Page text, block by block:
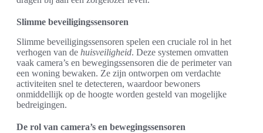
Slimme beveiligingssensoren
Slimme beveiligingssensoren spelen een cruciale rol in het
verhogen van de huisveiligheid. Deze systemen omvatten
vaak camera’s en bewegingssensoren die de perimeter van
een woning bewaken. Ze zijn ontworpen om verdachte
activiteiten snel te detecteren, waardoor bewoners
onmiddellijk op de hoogte worden gesteld van mogelijke
bedreigingen.
De rol van camera’s en bewegingssensoren